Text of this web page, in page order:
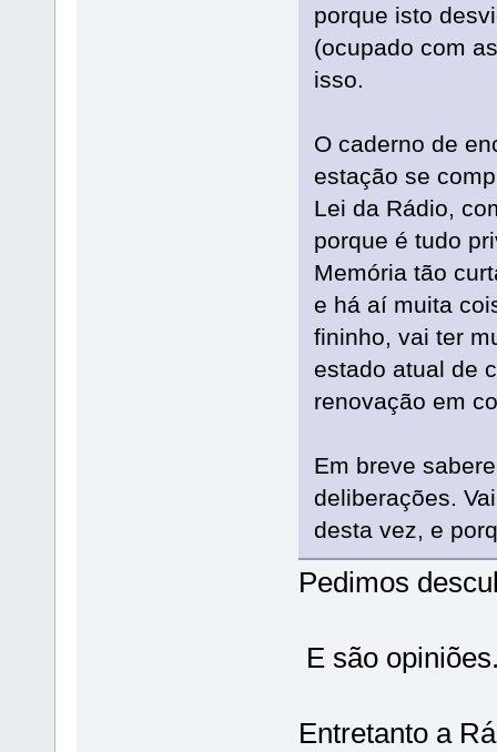
porque isto
(ocupado com
isso.
O caderno de
estação se
Lei da Rádio,
porque é tudo
Memória tão
e há aí muita
fininho, vai ter
estado atual de
renovação em
Em breve
deliberações.
desta vez, e
Pedimos
E são
Entretanto a